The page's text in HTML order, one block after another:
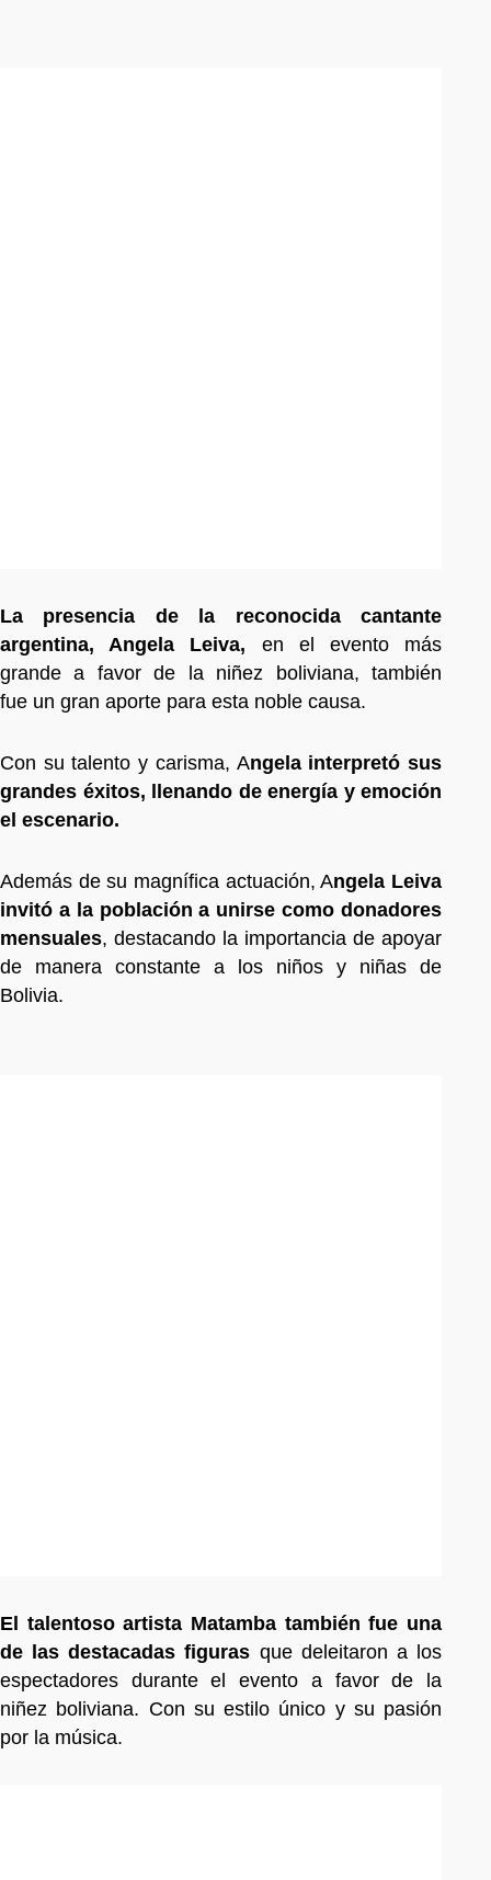
La presencia de la reconocida cantante
argentina, Angela Leiva, en el evento más
grande a favor de la niñez boliviana, también
fue un gran aporte para esta noble causa.
Con su talento y carisma, Angela interpretó sus
grandes éxitos, llenando de energía y emoción
el escenario.
Además de su magnífica actuación, Angela Leiva
invitó a la población a unirse como donadores
mensuales, destacando la importancia de apoyar
de manera constante a los niños y niñas de
Bolivia.
El talentoso artista Matamba también fue una
de las destacadas figuras que deleitaron a los
espectadores durante el evento a favor de la
niñez boliviana. Con su estilo único y su pasión
por la música.